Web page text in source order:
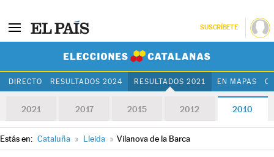
SUSCRÍBETE
DIRECTO RESULTADOS 2024 RESULTADOS 2021 EN MAPAS
2021 2017 2015 2012 2010
Estás en: Cataluña » Lleida » Vilanova de la Barca